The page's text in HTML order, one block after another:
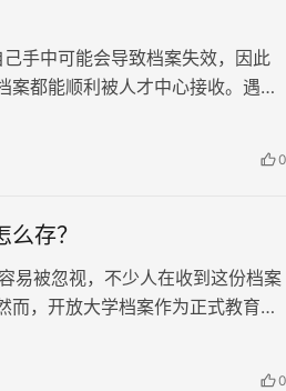
手中可能会导致档案失效，因此
案都能顺利被人才中心接收。遇到
0
存？
被忽视，不少人在收到这份档案
而，开放大学档案作为正式教育经
0